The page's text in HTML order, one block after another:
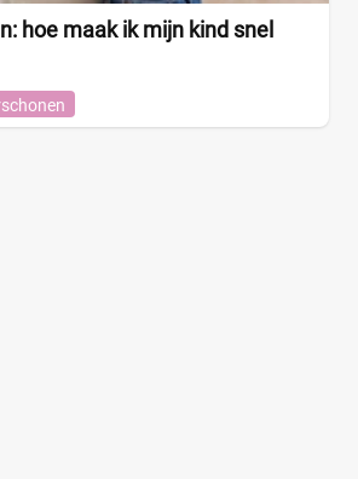
hoe maak ik mijn kind snel